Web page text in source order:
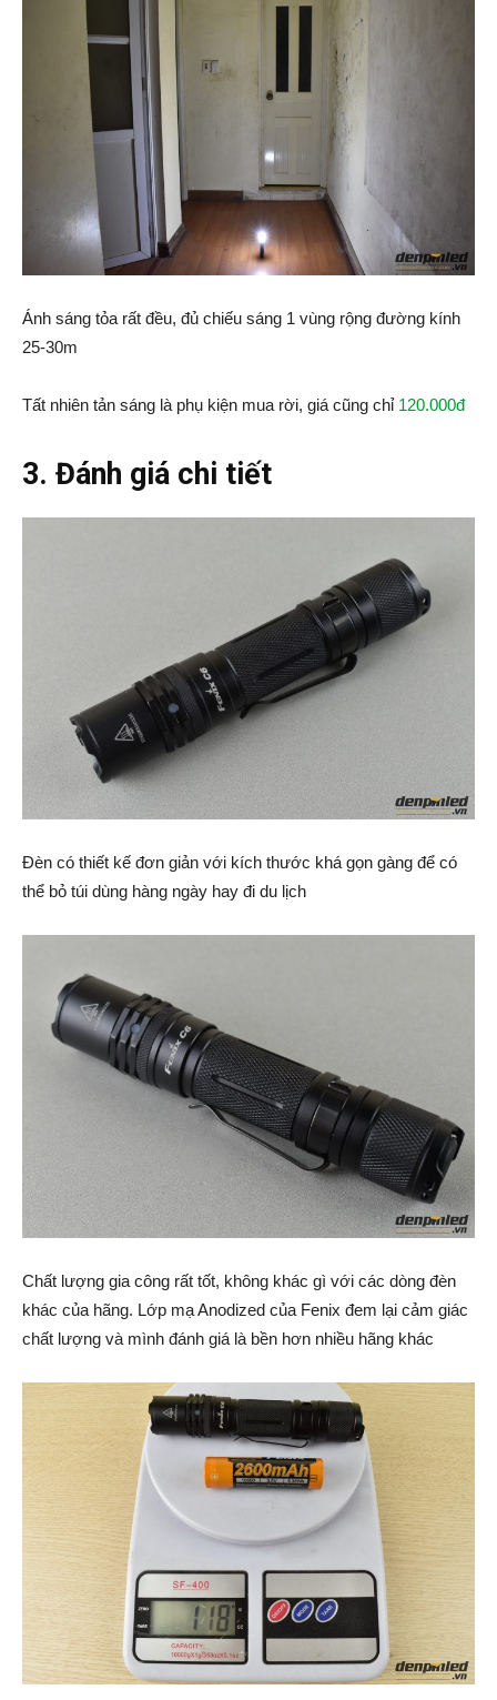
Ánh sáng tỏa rất đều, đủ chiếu sáng 1 vùng rộng đường kính
25-30m
Tất nhiên tản sáng là phụ kiện mua rời, giá cũng chỉ 120.000đ
3. Đánh giá chi tiết
Đèn có thiết kế đơn giản với kích thước khá gọn gàng để có
thể bỏ túi dùng hàng ngày hay đi du lịch
Chất lượng gia công rất tốt, không khác gì với các dòng đèn
khác của hãng. Lớp mạ Anodized của Fenix đem lại cảm giác
chất lượng và mình đánh giá là bền hơn nhiều hãng khác